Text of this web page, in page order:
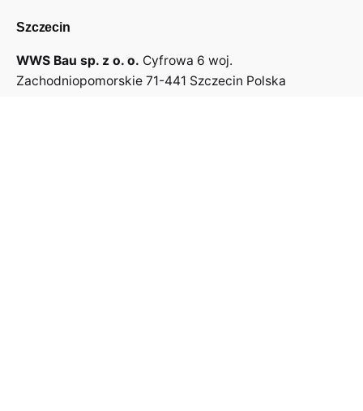
Szczecin
WWS Bau sp. z o. o. Cyfrowa 6 woj.
Zachodniopomorskie 71-441 Szczecin Polska